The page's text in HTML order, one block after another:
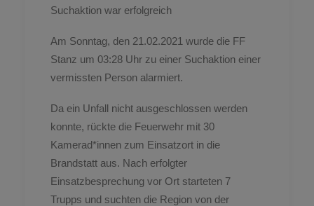
Suchaktion war erfolgreich
Am Sonntag, den 21.02.2021 wurde die FF
Stanz um 03:28 Uhr zu einer Suchaktion einer
vermissten Person alarmiert.
Da ein Unfall nicht ausgeschlossen werden
konnte, rückte die Feuerwehr mit 30
Kamerad*innen zum Einsatzort in die
Brandstatt aus. Nach erfolgter
Einsatzbesprechung vor Ort starteten 7
Trupps und suchten die Region von der